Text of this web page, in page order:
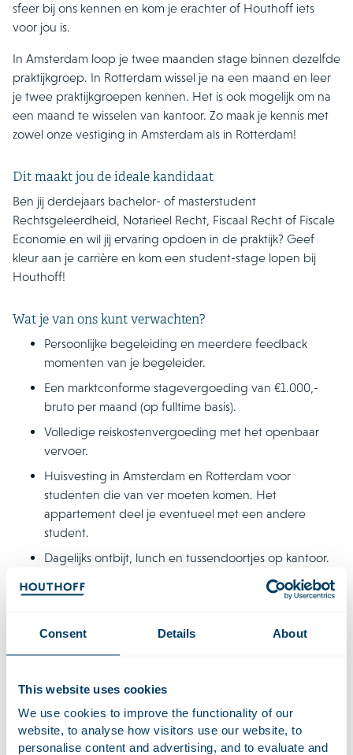
Consent Details About
This website uses cookies
We use cookies to improve the functionality of our
website, to analyse how visitors use our website, to
personalise content and advertising, and to evaluate and
sfeer bij ons kennen en kom je erachter of Houthoff iets
voor jou is.
In Amsterdam loop je twee maanden stage binnen dezelfde
praktijkgroep. In Rotterdam wissel je na een maand en leer
je twee praktijkgroepen kennen. Het is ook mogelijk om na
een maand te wisselen van kantoor. Zo maak je kennis met
zowel onze vestiging in Amsterdam als in Rotterdam!
Dit maakt jou de ideale kandidaat
Ben jij derdejaars bachelor- of masterstudent
Rechtsgeleerdheid, Notarieel Recht, Fiscaal Recht of Fiscale
Economie en wil jij ervaring opdoen in de praktijk? Geef
kleur aan je carrière en kom een student-stage lopen bij
Houthoff!
Wat je van ons kunt verwachten?
Persoonlijke begeleiding en meerdere feedback
momenten van je begeleider.
Een marktconforme stagevergoeding van €1.000,-
bruto per maand (op fulltime basis).
Volledige reiskostenvergoeding met het openbaar
vervoer.
Huisvesting in Amsterdam en Rotterdam voor
studenten die van ver moeten komen. Het
appartement deel je eventueel met een andere
student.
Dagelijks ontbijt, lunch en tussendoortjes op kantoor.
Regelmatig leuke evenementen. Denk aan
kantoorevenementen en sportactiviteiten zoals padel,
Met ruim 600 medewerkers, waaronder 300 advocaten,
notarissen en belastingadviseurs, is Houthoff één van de
grootste Nederlandse advocatenkantoren. Wij zijn
onafhankelijk en hebben een sterke internationale focus